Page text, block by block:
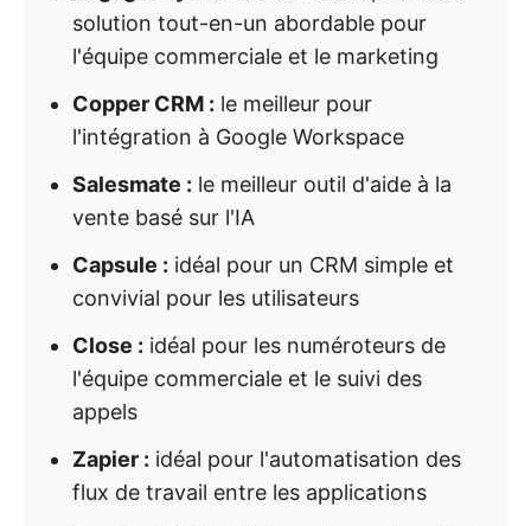
solution tout-en-un abordable pour
l'équipe commerciale et le marketing
Copper CRM : le meilleur pour
l'intégration à Google Workspace
Salesmate : le meilleur outil d'aide à la
vente basé sur l'IA
Capsule : idéal pour un CRM simple et
convivial pour les utilisateurs
Close : idéal pour les numéroteurs de
l'équipe commerciale et le suivi des
appels
Zapier : idéal pour l'automatisation des
flux de travail entre les applications